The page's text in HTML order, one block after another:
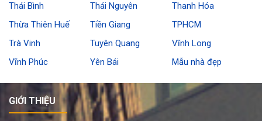
Thái Bình
Thái Nguyên
Thanh Hóa
Thừa Thiên Huế
Tiền Giang
TPHCM
Trà Vinh
Tuyên Quang
Vĩnh Long
Vĩnh Phúc
Yên Bái Mẫu nhà đẹp
GIỚI THIỆU